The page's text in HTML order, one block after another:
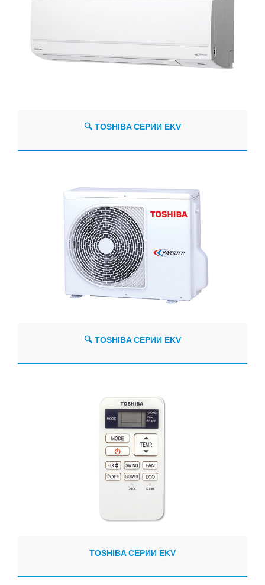
🔍 TOSHIBA СЕРИИ EKV
🔍 TOSHIBA СЕРИИ EKV
TOSHIBA СЕРИИ EKV